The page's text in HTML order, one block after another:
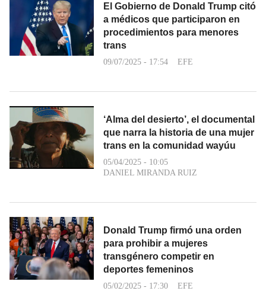
El Gobierno de Donald Trump citó
a médicos que participaron en
procedimientos para menores
trans
09/07/2025 - 17:54 EFE
‘Alma del desierto’, el documental
que narra la historia de una mujer
trans en la comunidad wayúu
05/04/2025 - 10:05
DANIEL MIRANDA RUIZ
Donald Trump firmó una orden
para prohibir a mujeres
transgénero competir en
deportes femeninos
05/02/2025 - 17:30 EFE